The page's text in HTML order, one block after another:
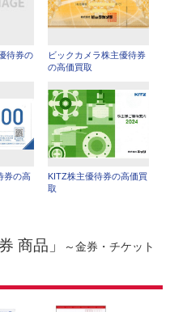
待券の
ビックカメラ株主優待券
の高価買取
券の高
KITZ株主優待券の高価買
取
商品」
～金券・チケット